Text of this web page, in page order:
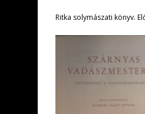
Ritka solymászati könyv.